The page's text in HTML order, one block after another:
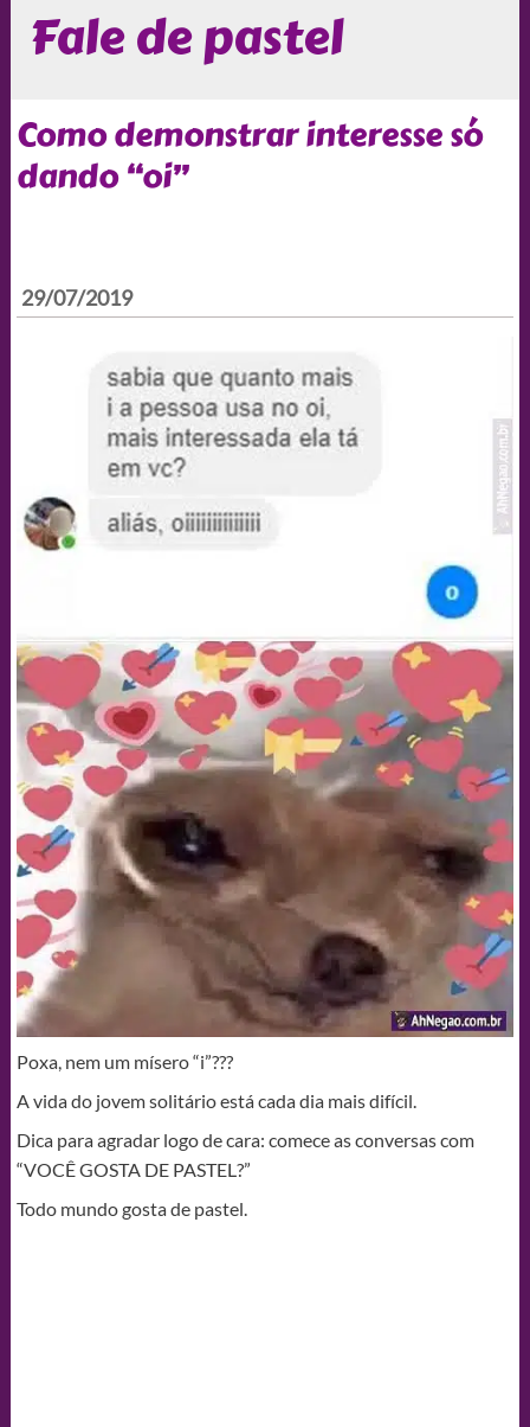
Fale de pastel
Como demonstrar interesse só
dando “oi”
29/07/2019
Poxa, nem um mísero “i”???
A vida do jovem solitário está cada dia mais difícil.
Dica para agradar logo de cara: comece as conversas com
“VOCÊ GOSTA DE PASTEL?”
Todo mundo gosta de pastel.